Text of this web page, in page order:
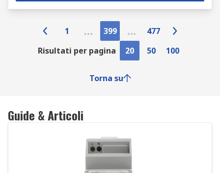
1 399
477
Risultati per pagina
20 50 100
Torna su
Guide & Articoli